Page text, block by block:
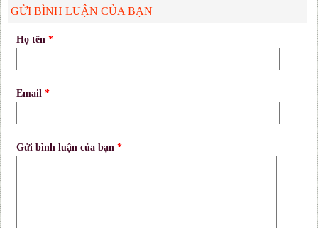
GỬI BÌNH LUẬN CỦA BẠN
Họ tên*
Email*
Gửi bình luận của bạn*